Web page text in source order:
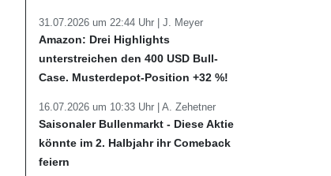
31.07.2026 um 22:44 Uhr | J. Meyer
Amazon: Drei Highlights
unterstreichen den 400 USD Bull-
Case. Musterdepot-Position +32 %!
16.07.2026 um 10:33 Uhr | A. Zehetner
Saisonaler Bullenmarkt - Diese Aktie
könnte im 2. Halbjahr ihr Comeback
feiern